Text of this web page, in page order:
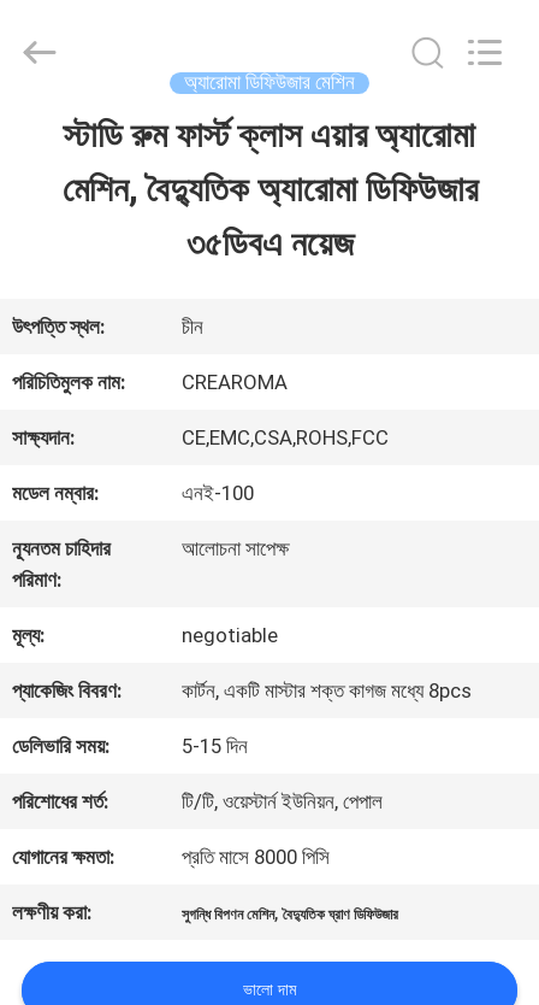
ভিডিও
প্রদর্শন
আমাদের
কারখানা
ভ্রমণ
নিয়ন্ত্রণ
যোগাযোগ
Online
অ্যারোমা ডিফিউজার মেশিন
স্টাডি রুম ফার্স্ট ক্লাস এয়ার অ্যারোমা
মেশিন, বৈদ্যুতিক অ্যারোমা ডিফিউজার
৩৫ডিবএ নয়েজ
উৎপত্তি স্থল: চীন
পরিচিতিমুলক নাম: CREAROMA
সাক্ষ্যদান: CE,EMC,CSA,ROHS,FCC
মডেল নম্বার: এনই-100
ন্যূনতম চাহিদার
পরিমাণ:
আলোচনা সাপেক্ষ
মূল্য: negotiable
প্যাকেজিং বিবরণ: কার্টন, একটি মাস্টার শক্ত কাগজ মধ্যে 8pcs
ডেলিভারি সময়: 5-15 দিন
পরিশোধের শর্ত: টি/টি, ওয়েস্টার্ন ইউনিয়ন, পেপাল
যোগানের ক্ষমতা: প্রতি মাসে 8000 পিসি
লক্ষণীয় করা: সুগন্ধি বিপণন মেশিন,বৈদ্যুতিক ঘ্রাণ ডিফিউজার
ভালো দাম